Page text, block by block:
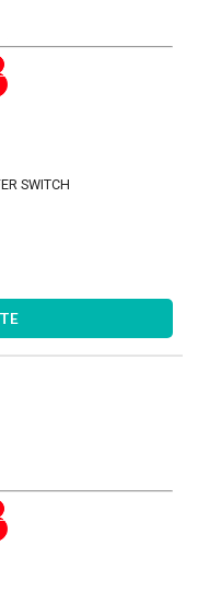
SWITCH